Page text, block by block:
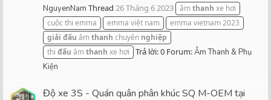
NguyenNam Thread 26 Tháng 6 2023 âmthanh xe hơi
cuộc thi emma
emma việt nam
emma vietnam 2023
giải đấu âmthanh chuyên nghiệp
thi đấu âmthanh xe hơi Trả lời: 0 Forum:Âm Thanh & Phụ
Kiện
Độ xe 3S - Quán quân phân khúc SQ M-OEM tại